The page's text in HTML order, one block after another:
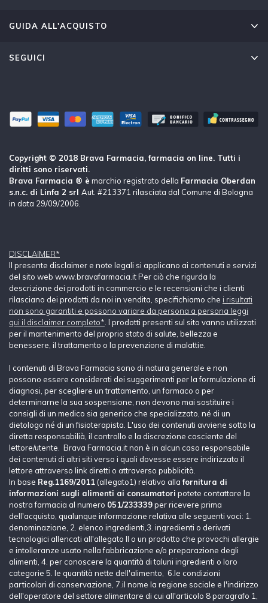
GUIDA ALL'ACQUISTO
SEGUICI
Copyright © 2018 Brava Farmacia, farmacia on line. Tutti i
diritti sono riservati.
Brava Farmacia ® è marchio registrato della Farmacia Oberdan
s.n.c. di Linfa 2 srl Aut. #213371 rilasciata dal Comune di Bologna
in data 29/09/2006.
DISCLAIMER*
Il presente disclaimer e note legali si applicano ai contenuti e servizi
del sito web www.bravafarmacia.it Per ciò che rigurda la
descrizione dei prodotti in commercio e le recensioni che i clienti
rilasciano dei prodotti da noi in vendita, specifichiamo che i risultati
non sono garantiti e possono variare da persona a persona leggi
qui il disclaimer completo* . I prodotti presenti sul sito vanno utilizzati
per il mantenimento del proprio stato di salute, bellezza e
benessere, il trattamento o la prevenzione di malattie.
I contenuti di Brava Farmacia sono di natura generale e non
possono essere considerati dei suggerimenti per la formulazione di
diagnosi, per scegliere un trattamento, un farmaco o per
determinarne la sua sospensione, non devono mai sostituire i
consigli di un medico sia generico che specializzato, né di un
dietologo né di un fisioterapista. L'uso dei contenuti avviene sotto la
diretta responsabilià, il controllo e la discrezione cosciente del
lettore/utente. Brava Farmacia.it non è in alcun caso responsabile
dei contenuti di altri siti verso i quali dovesse essere indirizzato il
lettore attraverso link diretti o attraverso pubblicità.
In base Reg.1169/2011 (allegato1) relativo allafornitura di
informazioni sugli alimenti ai consumatori potete contattare la
nostra farmacia al numero 051/233339per ricevere prima
dell'acquisto, qualunque informazione relativa alle seguenti voci: 1.
denominazione, 2. elenco ingredienti,3. ingredienti o derivati
tecnologici allencati all'allegato II o un prodotto che provochi allergie
e intolleranze usato nella fabbricazione e/o preparazione degli
alimenti, 4. per conoscere la quantità di taluni ingredienti o loro
categorie 5. le quantità nette dell'alimento, 6.le condizioni
particolari di conservazione, 7.il nome la regione sociale e l'indirizzo
dell'operatore del settore alimentare di cui all'articolo 8 paragrafo 1,